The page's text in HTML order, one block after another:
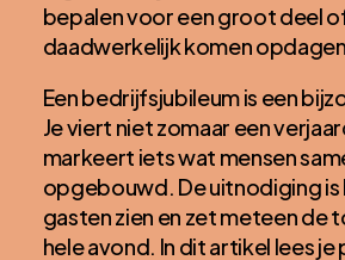
bepalen voor een groot deel
daadwerkelijk komen
Een bedrijfsjubileum is een
Je viert niet zomaar een
markeert iets wat mensen
opgebouwd. De uitnodiging
gasten zien en zet meteen de
hele avond. In dit artikel lees je